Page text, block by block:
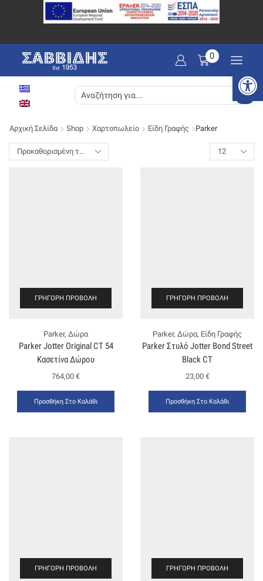
0
Αρχική Σελίδα Shop Χαρτοπωλείο Είδη Γραφής Parker
ΓΡΉΓΟΡΗ ΠΡΟΒΟΛΉ
Parker, Δώρα
Parker Jotter Original CT 54
Κασετίνα Δώρου
764,00 €
Προσθήκη Στο Καλάθι
ΓΡΉΓΟΡΗ ΠΡΟΒΟΛΉ
Parker, Δώρα, Είδη Γραφής
Parker Στυλό Jotter Bond Street
Black CT
23,00 €
Προσθήκη Στο Καλάθι
ΓΡΉΓΟΡΗ ΠΡΟΒΟΛΉ ΓΡΉΓΟΡΗ ΠΡΟΒΟΛΉ